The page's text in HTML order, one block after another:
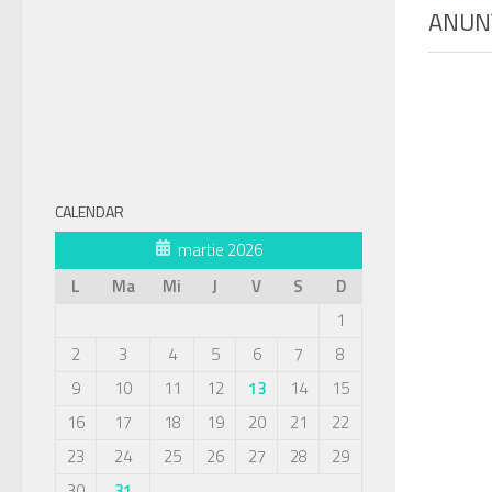
CALENDAR
martie 2026
L
Ma Mi J V S
D
1
2
3 4 5 6 7
8
9
10 11 12 13 14
15
16
17 18 19 20 21
22
23
24 25 26 27 28
29